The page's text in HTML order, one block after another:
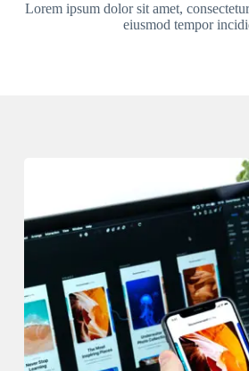
Lorem ipsum dolor sit amet,
eiusmod tempor